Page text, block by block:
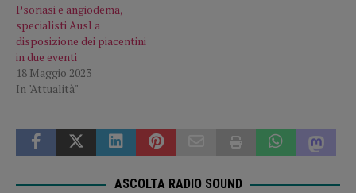
Psoriasi e angiodema,
specialisti Ausl a
disposizione dei piacentini
in due eventi
18 Maggio 2023
In "Attualità"
ASCOLTA RADIO SOUND